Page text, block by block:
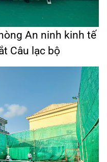
An ninh kinh tế
Câu lạc bộ